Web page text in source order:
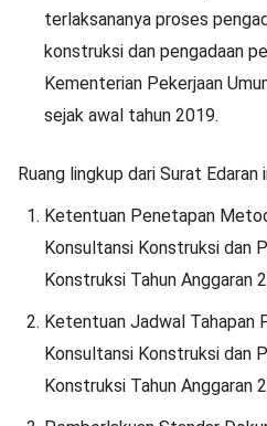
terlaksananya proses
konstruksi dan pengadaan
Kementerian Pekerjaan
sejak awal tahun 2019.
Ruang lingkup dari Surat Edaran
Ketentuan Penetapan
Konsultansi Konstruksi dan
Konstruksi Tahun Anggaran
Ketentuan Jadwal Tahapan
Konsultansi Konstruksi dan
Konstruksi Tahun Anggaran